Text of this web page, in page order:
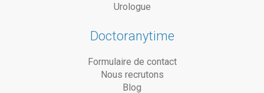
Urologue
Doctoranytime
Formulaire de contact
Nous recrutons
Blog